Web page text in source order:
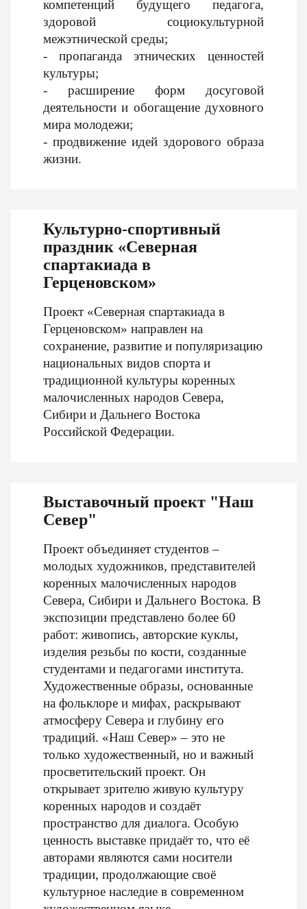
компетенций будущего педагога,
здоровой социокультурной
межэтнической среды;
- пропаганда этнических ценностей
культуры;
- расширение форм досуговой
деятельности и обогащение духовного
мира молодежи;
- продвижение идей здорового образа
жизни.
Культурно-спортивный
праздник «Северная
спартакиада в
Герценовском»
Проект «Северная спартакиада в
Герценовском» направлен на
сохранение, развитие и популяризацию
национальных видов спорта и
традиционной культуры коренных
малочисленных народов Севера,
Сибири и Дальнего Востока
Российской Федерации.
Выставочный проект "Наш
Север"
Проект объединяет студентов –
молодых художников, представителей
коренных малочисленных народов
Севера, Сибири и Дальнего Востока. В
экспозиции представлено более 60
работ: живопись, авторские куклы,
изделия резьбы по кости, созданные
студентами и педагогами института.
Художественные образы, основанные
на фольклоре и мифах, раскрывают
атмосферу Севера и глубину его
традиций. «Наш Север» – это не
только художественный, но и важный
просветительский проект. Он
открывает зрителю живую культуру
коренных народов и создаёт
пространство для диалога. Особую
ценность выставке придаёт то, что её
авторами являются сами носители
традиции, продолжающие своё
культурное наследие в современном